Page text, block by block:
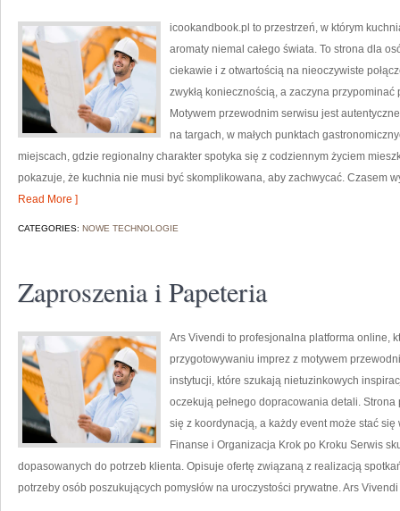
icookandbook.pl to przestrzeń, w którym
aromaty niemal całego świata. To strona dla
ciekawie i z otwartością na nieoczywiste
zwykłą koniecznością, a zaczyna
Motywem przewodnim serwisu jest
na targach, w małych punktach
miejscach, gdzie regionalny charakter spotyka się z codziennym życiem
pokazuje, że kuchnia nie musi być skomplikowana, aby zachwycać. Czasem
Read More ]
CATEGORIES: NOWE TECHNOLOGIE
Zaproszenia i Papeteria
Ars Vivendi to profesjonalna platforma online,
przygotowywaniu imprez z motywem
instytucji, które szukają nietuzinkowych
oczekują pełnego dopracowania detali.
się z koordynacją, a każdy event może stać
Finanse i Organizacja Krok po Kroku Serwis
dopasowanych do potrzeb klienta. Opisuje ofertę związaną z realizacją
potrzeby osób poszukujących pomysłów na uroczystości prywatne. Ars